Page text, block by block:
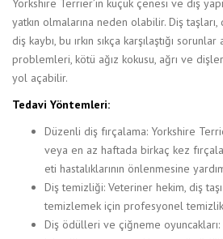
Yorkshire Terrier’in küçük çenesi ve diş
yatkın olmalarına neden olabilir. Diş
diş kaybı, bu ırkın sıkça karşılaştığı sorunlar
problemleri, kötü ağız kokusu, ağrı ve
yol açabilir.
Tedavi Yöntemleri:
Düzenli diş fırçalama: Yorkshire
veya en az haftada birkaç kez
eti hastalıklarının önlenmesine
Diş temizliği: Veteriner hekim, diş
temizlemek için profesyonel
Diş ödülleri ve çiğneme oyuncakları: